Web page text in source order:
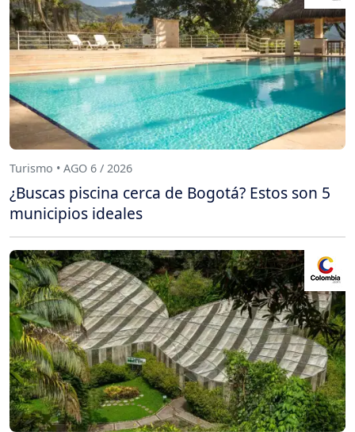
Turismo • AGO 6 / 2026
¿Buscas piscina cerca de Bogotá? Estos son 5
municipios ideales